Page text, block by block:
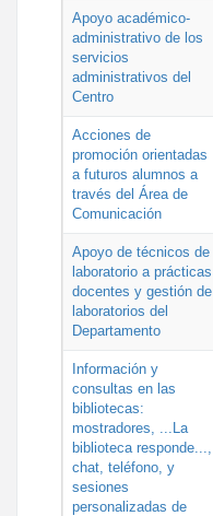
Apoyo académico-
administrativo de los
servicios
administrativos del
Centro
Acciones de
promoción orientadas
a futuros alumnos a
través del Área de
Comunicación
Apoyo de técnicos de
laboratorio a prácticas
docentes y gestión de
laboratorios del
Departamento
Información y
consultas en las
bibliotecas:
mostradores, ...La
biblioteca responde...,
chat, teléfono, y
sesiones
personalizadas de